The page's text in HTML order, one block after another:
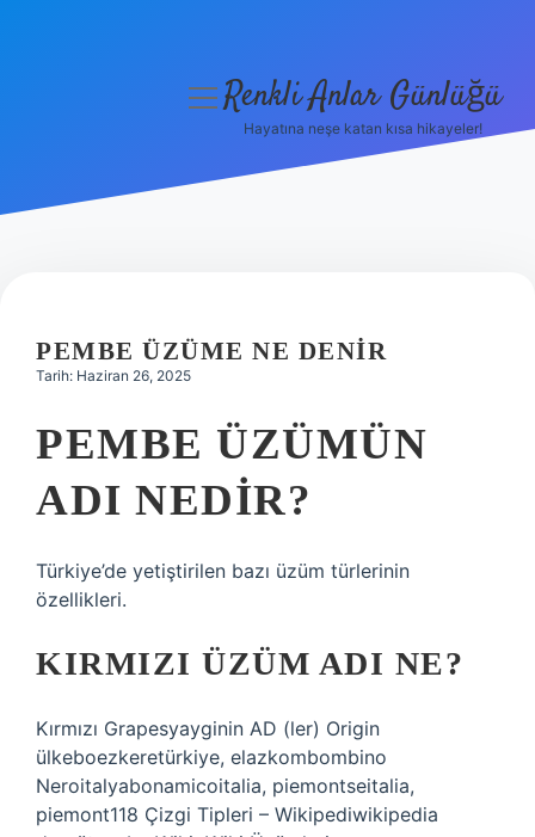
Hakkımızda
menüyüRenkli Anlar Günlüğü
Hayatına neşe katan kısa hikayeler!
PEMBE ÜZÜME NE DENIR
Tarih: Haziran 26, 2025
PEMBE ÜZÜMÜN
ADI NEDIR?
Türkiye’de yetiştirilen bazı üzüm türlerinin
özellikleri.
KIRMIZI ÜZÜM ADI NE?
Kırmızı Grapesyayginin AD (ler) Origin
ülkeboezkeretürkiye, elazkombombino
Neroitalyabonamicoitalia, piemontseitalia,
piemont118 Çizgi Tipleri – Wikipediwikipedia